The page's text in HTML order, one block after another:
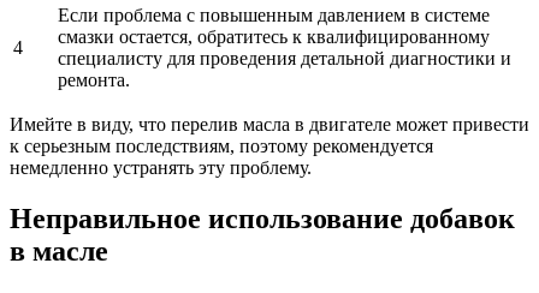
4
Если проблема с повышенным давлением в системе
смазки остается, обратитесь к квалифицированному
специалисту для проведения детальной диагностики и
ремонта.
Имейте в виду, что перелив масла в двигателе может привести
к серьезным последствиям, поэтому рекомендуется
немедленно устранять эту проблему.
Неправильное использование добавок
в масле